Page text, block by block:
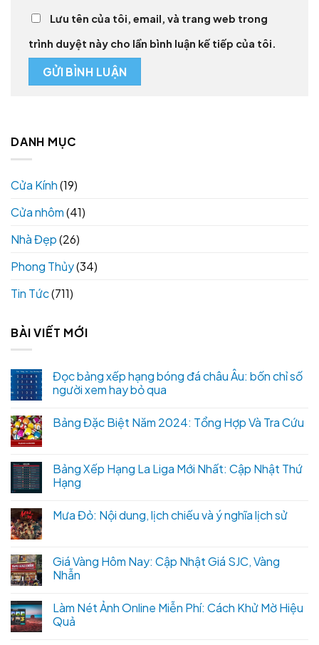
Lưu tên của tôi, email, và trang web trong
trình duyệt này cho lần bình luận kế tiếp của tôi.
DANH MỤC
Cửa Kính(19)
Cửa nhôm(41)
Nhà Đẹp(26)
Phong Thủy(34)
Tin Tức(711)
BÀI VIẾT MỚI
Đọc bảng xếp hạng bóng đá châu Âu: bốn chỉ số
người xem hay bỏ qua
Bảng Đặc Biệt Năm 2024: Tổng Hợp Và Tra Cứu
Bảng Xếp Hạng La Liga Mới Nhất: Cập Nhật Thứ
Hạng
Mưa Đỏ: Nội dung, lịch chiếu và ý nghĩa lịch sử
Giá Vàng Hôm Nay: Cập Nhật Giá SJC, Vàng
Nhẫn
Làm Nét Ảnh Online Miễn Phí: Cách Khử Mờ Hiệu
Quả